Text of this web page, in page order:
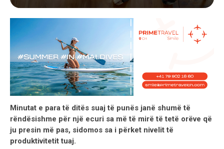
Minutat e para të ditës suaj të punës janë shumë të
rëndësishme për një ecuri sa më të mirë të tetë orëve që
ju presin më pas, sidomos sa i përket nivelit të
produktivitetit tuaj.